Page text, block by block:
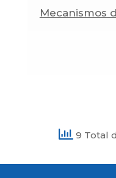
Mecanismos
9 Total